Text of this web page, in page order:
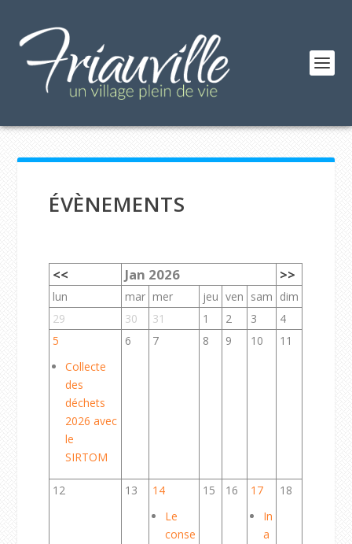
ÉVÈNEMENTS
<< Jan 2026 >>
lun mar mer jeu ven sam dim
29
30 31 1 2 3
4
5
Collecte
des
déchets
2026 avec
le
SIRTOM
6 7 8 9 10 11
12 13
14
Le
conse
15 16
17
In
a
18